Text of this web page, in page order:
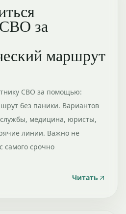
за
маршрут
СВО за помощью:
без паники. Вариантов
медицина, юристы,
линии. Важно не
самого срочно
Читать